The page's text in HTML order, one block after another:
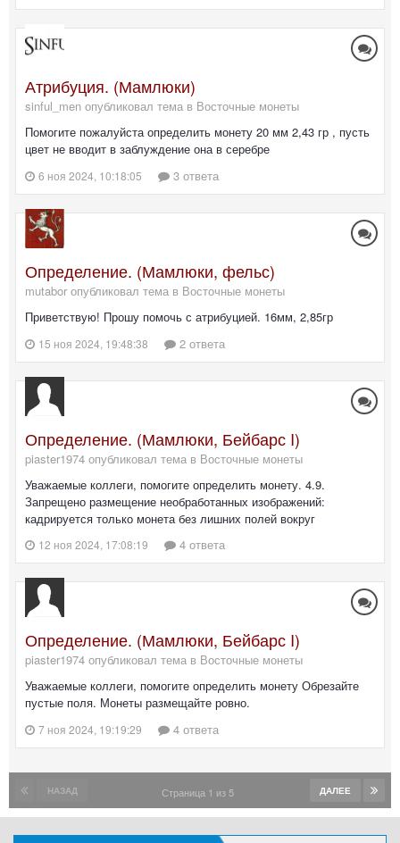
Атрибуция. (Мамлюки)
sinful_men опубликовал тема в Восточные монеты
Помогите пожалуйста определить монету 20 мм 2,43 гр , пусть
цвет не вводит в заблуждение она в серебре
6 ноя 2024, 10:18:05 3 ответа
Определение. (Мамлюки, фельс)
mutabor опубликовал тема в Восточные монеты
Приветствую! Прошу помочь с атрибуцией. 16мм, 2,85гр
15 ноя 2024, 19:48:38 2 ответа
Определение. (Мамлюки, Бейбарс I)
piaster1974 опубликовал тема в Восточные монеты
Уважаемые коллеги, помогите определить монету. 4.9.
Запрещено размещение необработанных изображений:
кадрируется только монета без лишних полей вокруг
12 ноя 2024, 17:08:19 4 ответа
Определение. (Мамлюки, Бейбарс I)
piaster1974 опубликовал тема в Восточные монеты
Уважаемые коллеги, помогите определить монету Обрезайте
пустые поля. Монеты размещайте ровно.
7 ноя 2024, 19:19:29 4 ответа
НАЗАД ДАЛЕЕ
Страница 1 из 5